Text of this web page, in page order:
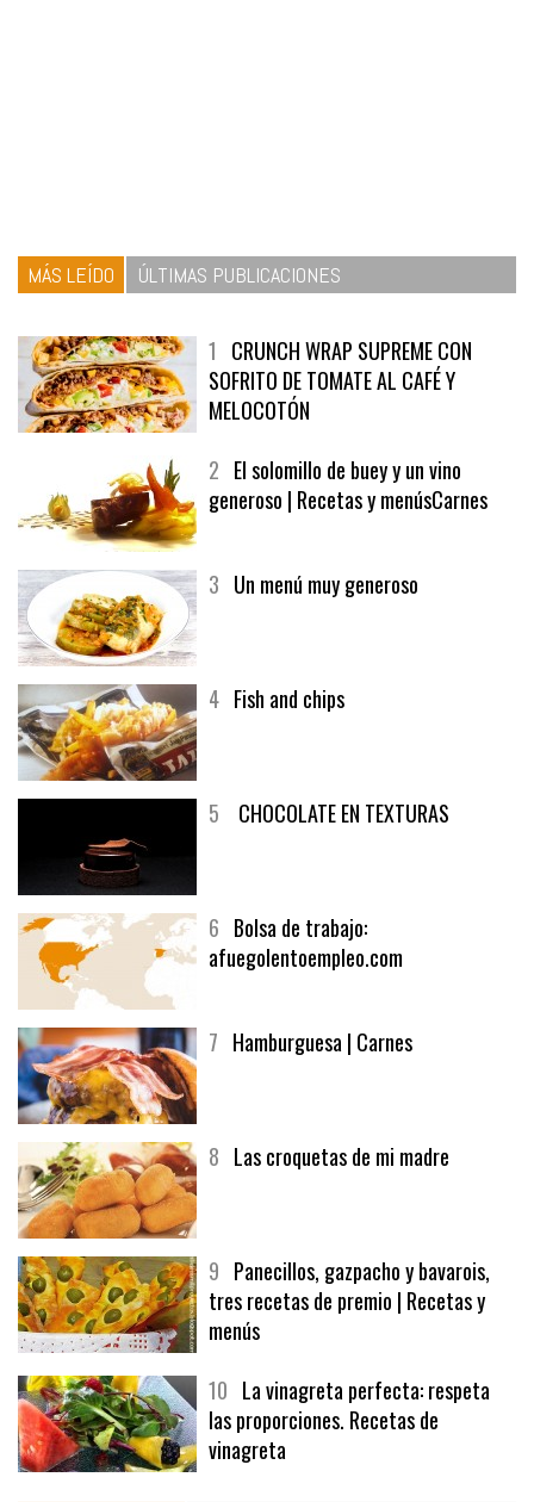
MÁS LEÍDO ÚLTIMAS PUBLICACIONES
1 CRUNCH WRAP SUPREME CON
SOFRITO DE TOMATE AL CAFÉ Y
MELOCOTÓN
2 El solomillo de buey y un vino
generoso | Recetas y menúsCarnes
3 Un menú muy generoso
4 Fish and chips
5 CHOCOLATE EN TEXTURAS
6 Bolsa de trabajo:
afuegolentoempleo.com
7 Hamburguesa | Carnes
8 Las croquetas de mi madre
9 Panecillos, gazpacho y bavarois,
tres recetas de premio | Recetas y
menús
10 La vinagreta perfecta: respeta
las proporciones. Recetas de
vinagreta